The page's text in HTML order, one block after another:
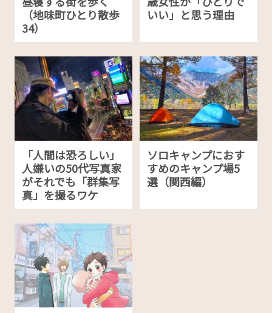
（地味町ひとり散歩
34）
いい」と思う理由
「人間は恐ろしい」
人嫌いの50代写真家
がそれでも「群集写
真」を撮るワケ
ソロキャンプにおす
すめのキャンプ場5
選（関西編）